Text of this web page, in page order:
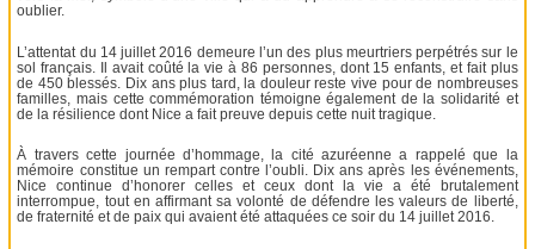
oublier.
L’attentat du 14 juillet 2016 demeure l’un des plus meurtriers perpétrés sur le
sol français. Il avait coûté la vie à 86 personnes, dont 15 enfants, et fait plus
de 450 blessés. Dix ans plus tard, la douleur reste vive pour de nombreuses
familles, mais cette commémoration témoigne également de la solidarité et
de la résilience dont Nice a fait preuve depuis cette nuit tragique.
À travers cette journée d’hommage, la cité azuréenne a rappelé que la
mémoire constitue un rempart contre l’oubli. Dix ans après les événements,
Nice continue d’honorer celles et ceux dont la vie a été brutalement
interrompue, tout en affirmant sa volonté de défendre les valeurs de liberté,
de fraternité et de paix qui avaient été attaquées ce soir du 14 juillet 2016.